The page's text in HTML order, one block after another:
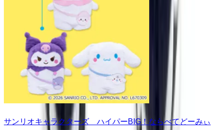
サンリオキャラクターズ ハイパーBIG！ならべてどーみぃ